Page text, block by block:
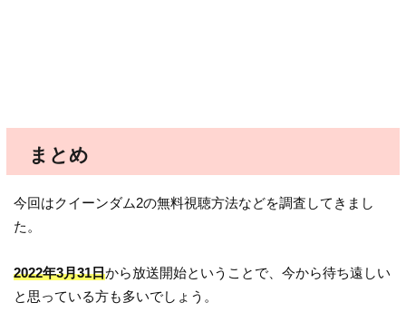
まとめ
今回はクイーンダム2の無料視聴方法などを調査してきまし
た。
2022年3月31日から放送開始ということで、今から待ち遠しい
と思っている方も多いでしょう。